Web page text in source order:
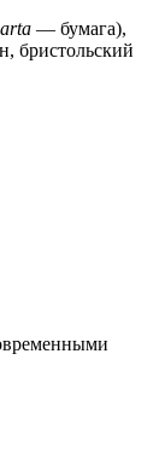
— бумага),
бристольский